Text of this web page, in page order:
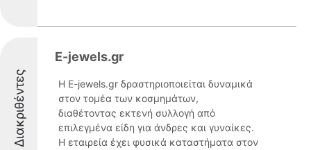
Διακριθέντες
E-jewels.gr
Η E-jewels.gr δραστηριοποιείται δυναμικά
στον τομέα των κοσμημάτων,
διαθέτοντας εκτενή συλλογή από
επιλεγμένα είδη για άνδρες και γυναίκες.
Η εταιρεία έχει φυσικά καταστήματα στον